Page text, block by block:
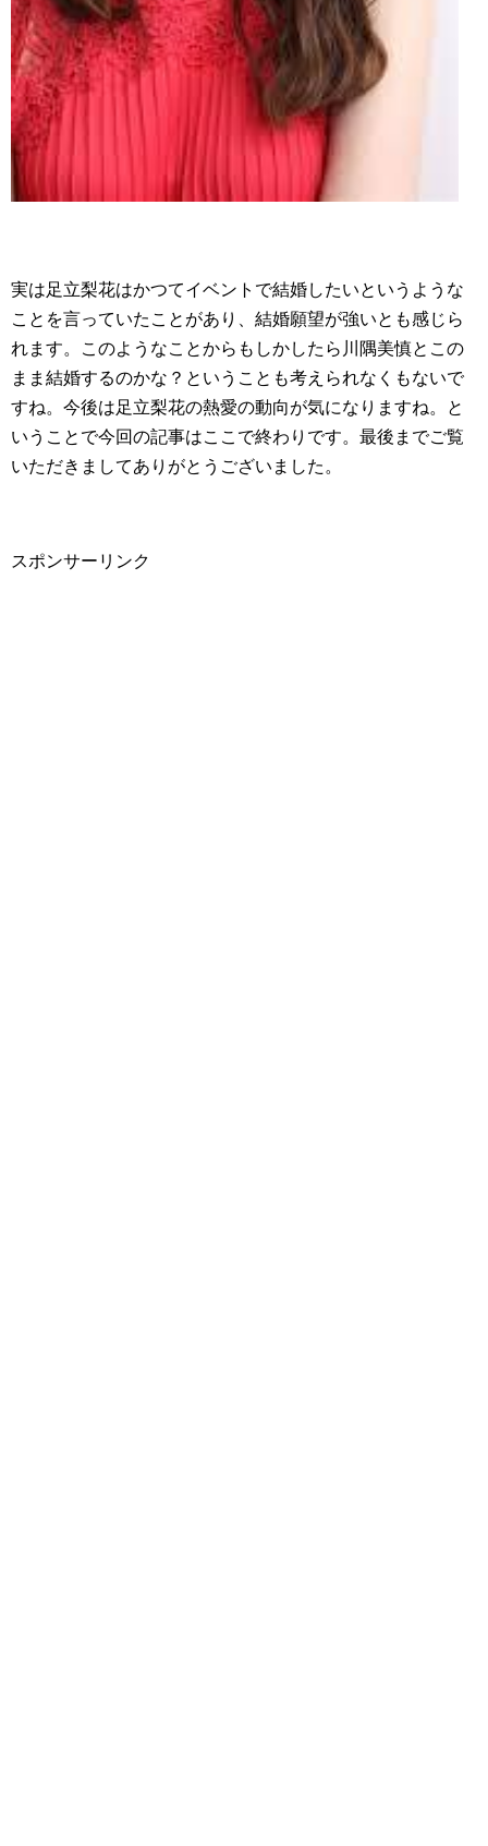
実は足立梨花はかつてイベントで結婚したいというような
ことを言っていたことがあり、結婚願望が強いとも感じら
れます。このようなことからもしかしたら川隅美慎とこの
まま結婚するのかな？ということも考えられなくもないで
すね。今後は足立梨花の熱愛の動向が気になりますね。と
いうことで今回の記事はここで終わりです。最後までご覧
いただきましてありがとうございました。
スポンサーリンク